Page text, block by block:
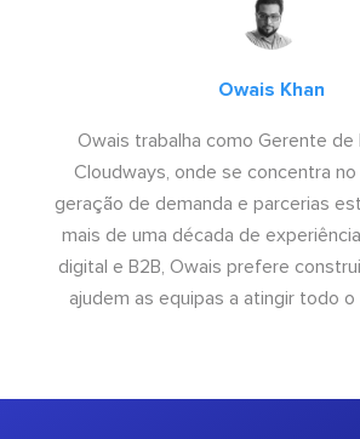
Owais Khan
Owais trabalha como Gerente de
Cloudways, onde se concentra no
geração de demanda e parcerias
mais de uma década de
digital e B2B, Owais prefere
ajudem as equipas a atingir todo o